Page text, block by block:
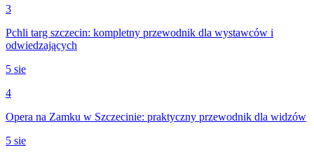
3
Pchli targ szczecin: kompletny przewodnik dla wystawców i
odwiedzających
5 sie
4
Opera na Zamku w Szczecinie: praktyczny przewodnik dla widzów
5 sie